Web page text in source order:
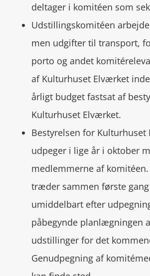
deltager i komitéen som
Udstillingskomitéen
men udgifter til transport,
porto og andet
af Kulturhuset Elværket
årligt budget fastsat af
Kulturhuset Elværket.
Bestyrelsen for Kulturhuset
udpeger i lige år i oktober
medlemmerne af
træder sammen første gang
umiddelbart efter
påbegynde planlægningen
udstillinger for det
Genudpegning af